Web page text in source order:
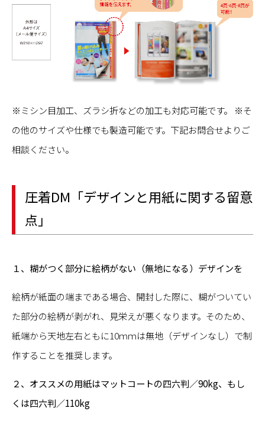
※ミシン目加工、ズラシ折などの加工も対応可能です。 ※そ
の他のサイズや仕様でも製造可能です。下記お問合せよりご
相談ください。
圧着DM「デザインと用紙に関する留意
点」
１、糊がつく部分に絵柄がない（無地になる）デザインを
絵柄が紙面の端まである場合、開封した際に、糊がついてい
た部分の絵柄が剥がれ、見栄えが悪くなります。そのため、
紙端から天地左右ともに10ｍｍは無地（デザインなし）で制
作することを推奨します。
２、オススメの用紙はマットコートの四六判／90kg、もし
くは四六判／110kg